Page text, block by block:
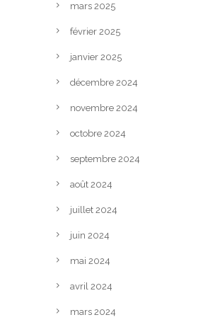
mars 2025
février 2025
janvier 2025
décembre 2024
novembre 2024
octobre 2024
septembre 2024
août 2024
juillet 2024
juin 2024
mai 2024
avril 2024
mars 2024